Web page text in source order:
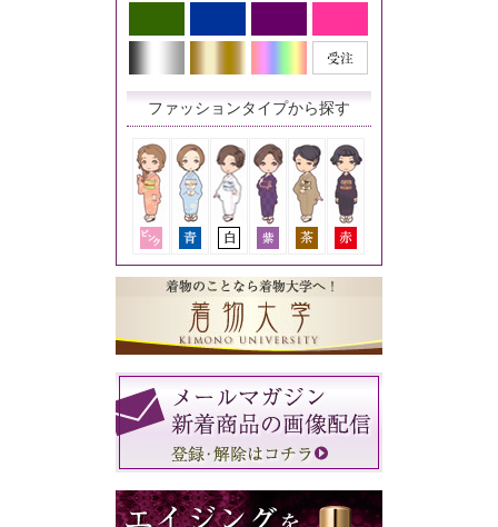
ファッションタイプから探す